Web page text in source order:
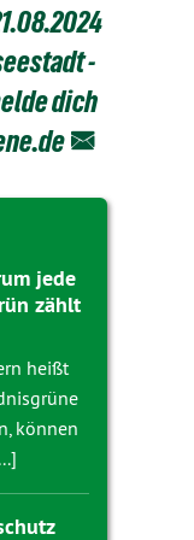
-
dich
jede
zählt
heißt
können